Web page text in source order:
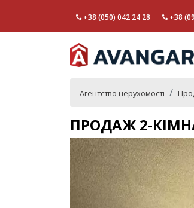
+38 (050) 042 24 28 +38
Агентство нерухомості
ПРОДАЖ 2-